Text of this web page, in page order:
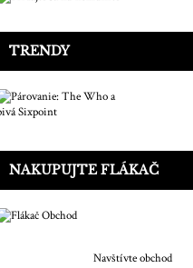
TRENDY
NAKUPUJTE FLÁKAČ
Navštívte obchod